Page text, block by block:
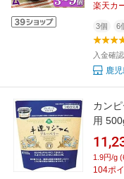
楽天カ
3個 6
入金確
鹿
カン
用
1.9円/g
104ポ